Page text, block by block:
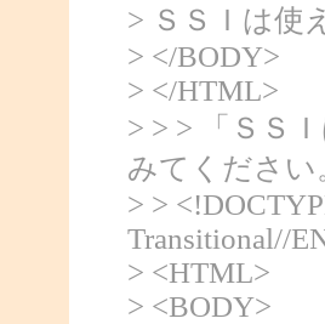
> ＳＳＩは使
> </BODY>
> </HTML>
> > > 「ＳＳ
みてください
> >
Transitional//
> <HTML>
> <BODY>